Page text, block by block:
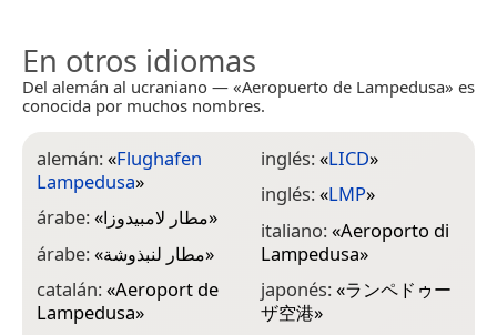
En otros idiomas
Del alemán al ucraniano — «Aeropuerto de Lampedusa» es
conocida por muchos nombres.
alemán:«Flughafen
Lampedusa»
árabe:«مطار لامبيدوزا»
árabe:«مطار لنبذوشة»
catalán:«Aeroport de
Lampedusa»
inglés:«LICD»
inglés:«LMP»
italiano:«Aeroporto di
Lampedusa»
japonés:«ランペドゥー
ザ空港»